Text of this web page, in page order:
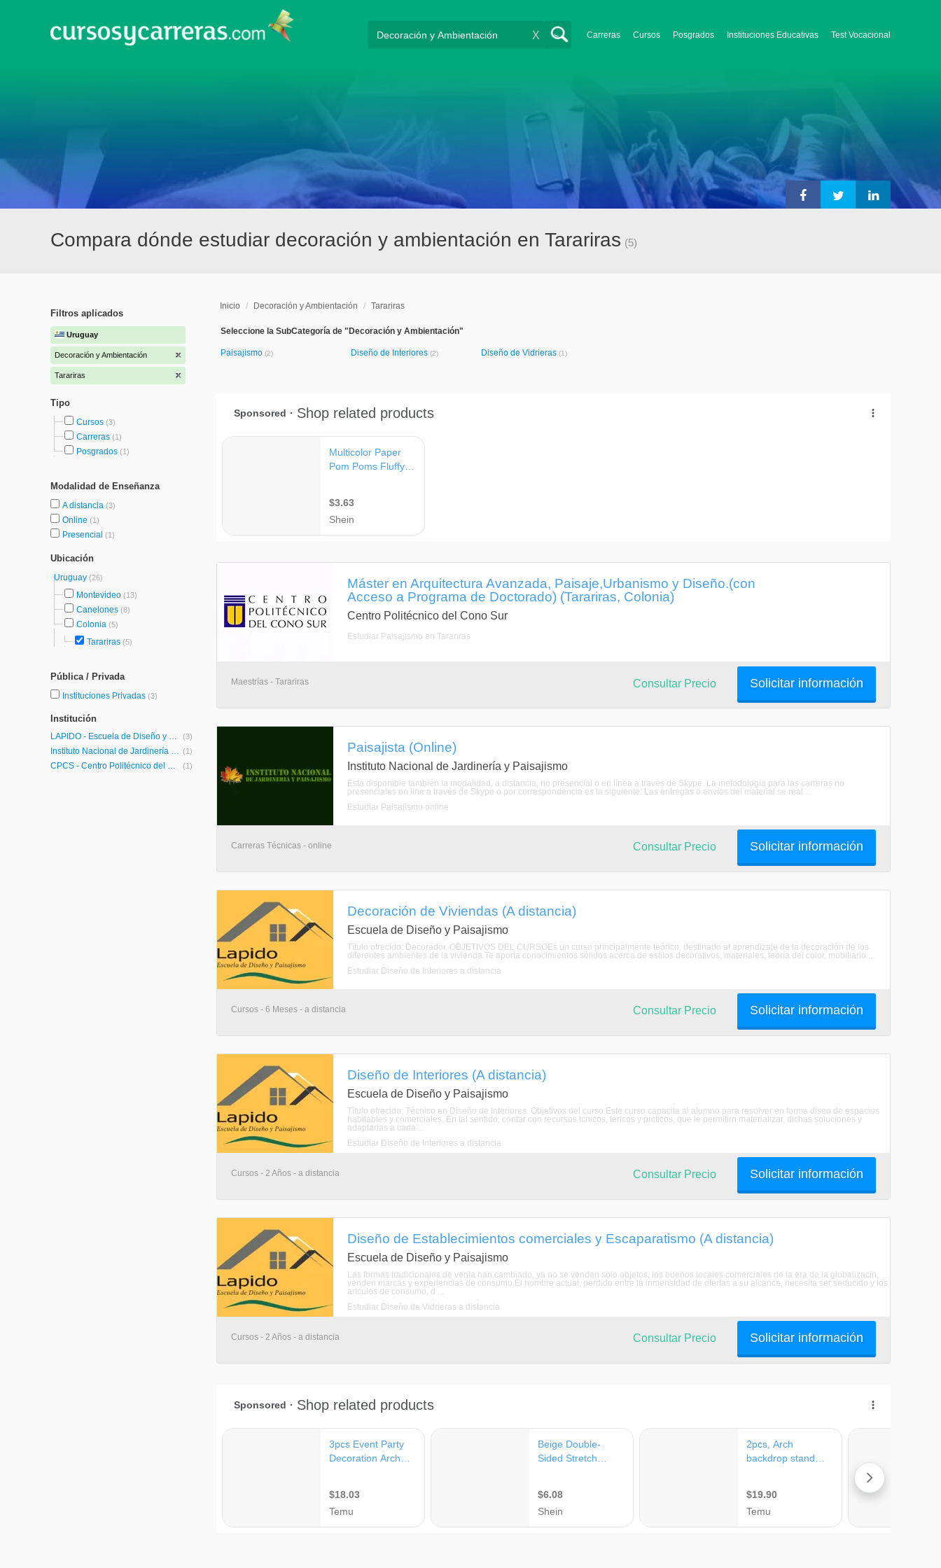
Carreras Cursos Posgrados Instituciones Educativas Test Vocacional
X
Compara dónde estudiar decoración y ambientación en Tarariras (5)
Filtros aplicados
Uruguay
Decoración y Ambientación
Tarariras
Tipo
Cursos (3)
Carreras (1)
Posgrados (1)
Modalidad de Enseñanza
A distancia (3)
Online (1)
Presencial (1)
Ubicación
Uruguay (26)
Montevideo (13)
Canelones (8)
Colonia (5)
Tarariras (5)
Pública / Privada
Instituciones Privadas (3)
Institución
LAPIDO - Escuela de Diseño y Paisajismo (3)
Instituto Nacional de Jardinería y Paisajismo (1)
CPCS - Centro Politécnico del Cono Sur (1)
Inicio / Decoración y Ambientación / Tarariras
Seleccione la SubCategoría de "Decoración y Ambientación"
Paisajismo (2) Diseño de Interiores (2) Diseño de Vidrieras (1)
Máster en Arquitectura Avanzada, Paisaje,Urbanismo y Diseño.(con
Acceso a Programa de Doctorado) (Tarariras, Colonia)
Centro Politécnico del Cono Sur
Estudiar Paisajismo en Tarariras
Maestrías - Tarariras Solicitar información
Consultar Precio
Paisajista (Online)
Instituto Nacional de Jardinería y Paisajismo
Está disponible también la modalidad, a distancia, no presencial o en línea a través de Skype. La metodología para las carreras no
presenciales on line a través de Skype o por correspondencia es la siguiente: Las entregas o envíos del material se real ...
Estudiar Paisajismo online
Carreras Técnicas - online Solicitar información
Consultar Precio
Decoración de Viviendas (A distancia)
Escuela de Diseño y Paisajismo
Título ofrecido: Decorador. OBJETIVOS DEL CURSOEs un curso principalmente teórico, destinado al aprendizaje de la decoración de los
diferentes ambientes de la vivienda.Te aporta conocimientos sólidos acerca de estilos decorativos, materiales, teoría del color, mobiliario ...
Estudiar Diseño de Interiores a distancia
Cursos - 6 Meses - a distancia Solicitar información
Consultar Precio
Diseño de Interiores (A distancia)
Escuela de Diseño y Paisajismo
Título ofrecido: Técnico en Diseño de Interiores. Objetivos del curso:Este curso capacita al alumno para resolver en forma diseo de espacios
habitables y comerciales. En tal sentido, contar con recursos tcnicos, tericos y prcticos, que le permitirn materializar, dichas soluciones y
adaptarlas a cada ...
Estudiar Diseño de Interiores a distancia
Cursos - 2 Años - a distancia Solicitar información
Consultar Precio
Diseño de Establecimientos comerciales y Escaparatismo (A distancia)
Escuela de Diseño y Paisajismo
Las formas tradicionales de venta han cambiado, ya no se venden solo objetos, los buenos locales comerciales de la era de la globalizacin,
venden marcas y experiencias de consumo.El hombre actual, perdido entre la inmensidad de ofertas a su alcance, necesita ser seducido y los
artculos de consumo, d ...
Estudiar Diseño de Vidrieras a distancia
Cursos - 2 Años - a distancia Solicitar información
Consultar Precio